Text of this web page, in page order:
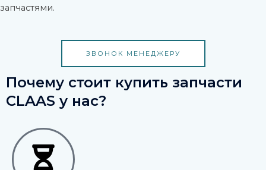
запчастями.
ЗВОНОК МЕНЕДЖЕРУ
Почему стоит купить запчасти
CLAAS у нас?